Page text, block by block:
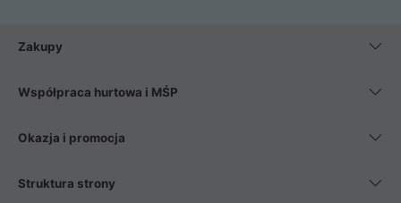
Zakupy
Współpraca hurtowa i MŚP
Okazja i promocja
Struktura strony